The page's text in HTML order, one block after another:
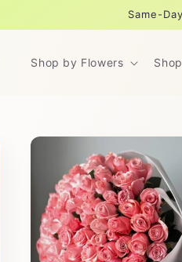
Same-
Shop by Flowers